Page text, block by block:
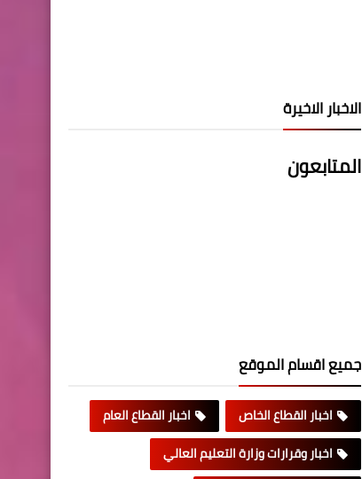
الاخبار الاخيرة
المتابعون
جميع اقسام الموقع
اخبار القطاع الخاص
اخبار القطاع العام
اخبار وقرارات وزارة التعليم العالي